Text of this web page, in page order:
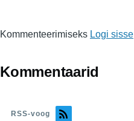
Kommenteerimiseks Logi sisse
Kommentaarid
RSS-voog